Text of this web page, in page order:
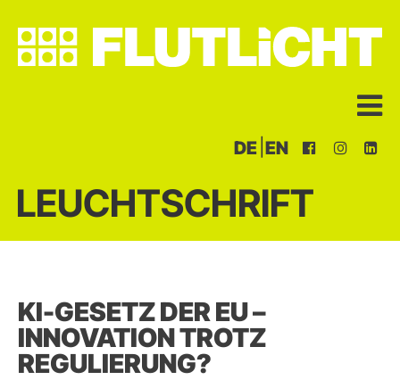
DE EN
LEUCHTSCHRIFT
KI-GESETZ DER EU –
INNOVATION TROTZ
REGULIERUNG?